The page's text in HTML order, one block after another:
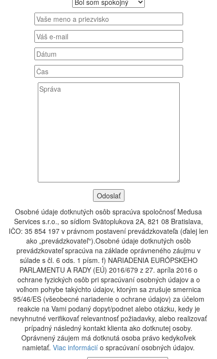
Osobné údaje dotknutých osôb spracúva spoločnosť Medusa
Services s.r.o., so sídlom Svätoplukova 2A, 821 08 Bratislava,
IČO: 35 854 197 v právnom postavení prevádzkovateľa (ďalej len
ako „prevádzkovateľ“).Osobné údaje dotknutých osôb
prevádzkovateľ spracúva na základe oprávneného záujmu v
súlade s čl. 6 ods. 1 písm. f) NARIADENIA EURÓPSKEHO
PARLAMENTU A RADY (EÚ) 2016/679 z 27. apríla 2016 o
ochrane fyzických osôb pri spracúvaní osobných údajov a o
voľnom pohybe takýchto údajov, ktorým sa zrušuje smernica
95/46/ES (všeobecné nariadenie o ochrane údajov) za účelom
reakcie na Vami podaný dopyt/podnet alebo otázku, kedy je
nevyhnutné verifikovať relevantnosť požiadavky, alebo realizovať
prípadný následný kontakt klienta ako dotknutej osoby.
Oprávnený záujem má dotknutá osoba právo kedykoľvek
namietať. Viac informácií o spracúvaní osobných údajov.